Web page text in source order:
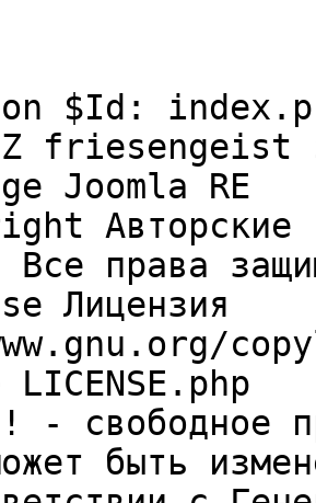
$Id:
friesengeist
Joomla RE
Авторские
права
Лицензия
LICENSE.php
- свободное
быть